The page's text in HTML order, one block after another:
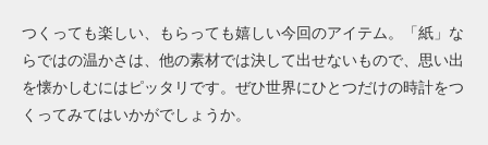
つくっても楽しい、もらっても嬉しい今回のアイテム。「紙」な
らではの温かさは、他の素材では決して出せないもので、思い出
を懐かしむにはピッタリです。ぜひ世界にひとつだけの時計をつ
くってみてはいかがでしょうか。